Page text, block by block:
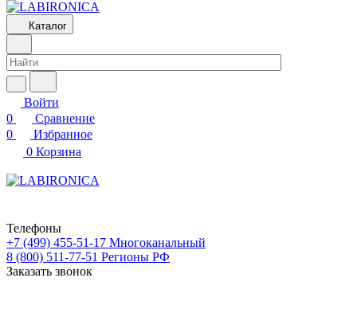
Каталог
Войти
0
Сравнение
0
Избранное
0 Корзина
Телефоны
+7 (499) 455-51-17 Многоканальный
8 (800) 511-77-51 Регионы РФ
Заказать звонок